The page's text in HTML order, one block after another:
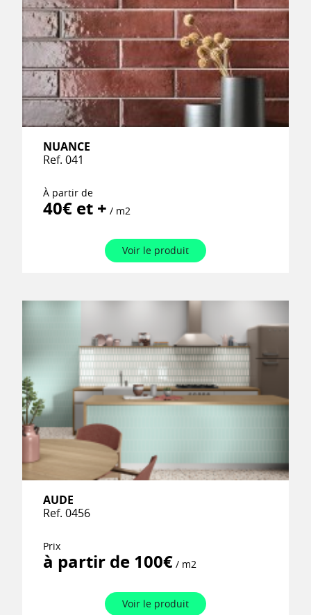
NUANCE
Ref. 041
À partir de
40€ et + / m2
Voir le produit
AUDE
Ref. 0456
Prix
à partir de 100€ / m2
Voir le produit